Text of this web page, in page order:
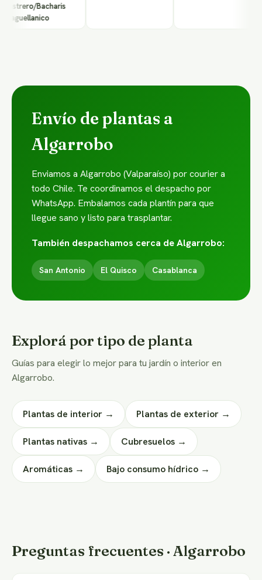
Bacharis
Envío de plantas a
Algarrobo
Enviamos a Algarrobo (Valparaíso) por courier a
todo Chile. Te coordinamos el despacho por
WhatsApp. Embalamos cada plantín para que
llegue sano y listo para trasplantar.
También despachamos cerca de Algarrobo:
San Antonio El Quisco Casablanca
Explorá por tipo de planta
Guías para elegir lo mejor para tu jardín o interior en
Algarrobo.
Plantas de interior → Plantas de exterior →
Plantas nativas → Cubresuelos →
Aromáticas → Bajo consumo hídrico →
Preguntas frecuentes · Algarrobo